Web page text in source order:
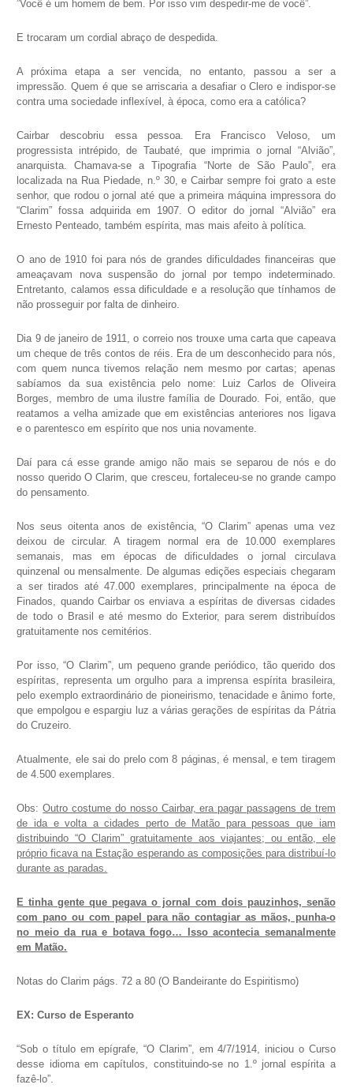
”Você é um homem de bem. Por isso vim despedir-me de você”.
E trocaram um cordial abraço de despedida.
A próxima etapa a ser vencida, no entanto, passou a ser a
impressão. Quem é que se arriscaria a desafiar o Clero e indispor-se
contra uma sociedade inflexível, à época, como era a católica?
Cairbar descobriu essa pessoa. Era Francisco Veloso, um
progressista intrépido, de Taubaté, que imprimia o jornal “Alvião”,
anarquista. Chamava-se a Tipografia “Norte de São Paulo”, era
localizada na Rua Piedade, n.º 30, e Cairbar sempre foi grato a este
senhor, que rodou o jornal até que a primeira máquina impressora do
“Clarim” fossa adquirida em 1907. O editor do jornal “Alvião” era
Ernesto Penteado, também espírita, mas mais afeito à política.
O ano de 1910 foi para nós de grandes dificuldades financeiras que
ameaçavam nova suspensão do jornal por tempo indeterminado.
Entretanto, calamos essa dificuldade e a resolução que tínhamos de
não prosseguir por falta de dinheiro.
Dia 9 de janeiro de 1911, o correio nos trouxe uma carta que capeava
um cheque de três contos de réis. Era de um desconhecido para nós,
com quem nunca tivemos relação nem mesmo por cartas; apenas
sabíamos da sua existência pelo nome: Luiz Carlos de Oliveira
Borges, membro de uma ilustre família de Dourado. Foi, então, que
reatamos a velha amizade que em existências anteriores nos ligava
e o parentesco em espírito que nos unia novamente.
Daí para cá esse grande amigo não mais se separou de nós e do
nosso querido O Clarim, que cresceu, fortaleceu-se no grande campo
do pensamento.
Nos seus oitenta anos de existência, “O Clarim” apenas uma vez
deixou de circular. A tiragem normal era de 10.000 exemplares
semanais, mas em épocas de dificuldades o jornal circulava
quinzenal ou mensalmente. De algumas edições especiais chegaram
a ser tirados até 47.000 exemplares, principalmente na época de
Finados, quando Cairbar os enviava a espíritas de diversas cidades
de todo o Brasil e até mesmo do Exterior, para serem distribuídos
gratuitamente nos cemitérios.
Por isso, “O Clarim”, um pequeno grande periódico, tão querido dos
espíritas, representa um orgulho para a imprensa espírita brasileira,
pelo exemplo extraordinário de pioneirismo, tenacidade e ânimo forte,
que empolgou e espargiu luz a várias gerações de espíritas da Pátria
do Cruzeiro.
Atualmente, ele sai do prelo com 8 páginas, é mensal, e tem tiragem
de 4.500 exemplares.
Obs:Outro costume do nosso Cairbar, era pagar passagens de trem
de ida e volta a cidades perto de Matão para pessoas que iam
distribuindo “O Clarim” gratuitamente aos viajantes; ou então, ele
próprio ficava na Estação esperando as composições para distribuí-lo
durante as paradas.
E tinha gente que pegava o jornal com dois pauzinhos, senão
com pano ou com papel para não contagiar as mãos, punha-o
no meio da rua e botava fogo… Isso acontecia semanalmente
em Matão.
Notas do Clarim págs. 72 a 80 (O Bandeirante do Espiritismo)
EX: Curso de Esperanto
“Sob o título em epígrafe, “O Clarim”, em 4/7/1914, iniciou o Curso
desse idioma em capítulos, constituindo-se no 1.º jornal espírita a
fazê-lo”.